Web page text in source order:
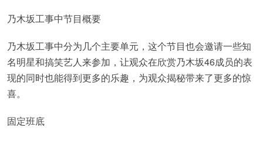
乃木坂工事中节目概要
乃木坂工事中分为几个主要单元，这个节目也会邀请一些知
名明星和搞笑艺人来参加，让观众在欣赏乃木坂46成员的表
现的同时也能得到更多的乐趣，为观众揭秘带来了更多的惊
喜。
固定班底